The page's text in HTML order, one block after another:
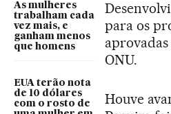
As mulheres
trabalham cada
vez mais, e
ganham menos
que homens
EUA terão nota
de 10 dólares
com o rosto de
para os
ONU.
Houve